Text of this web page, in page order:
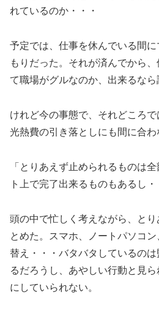
れているのか・・・
予定では、仕事を休んでいる間
もりだった。それが済んでから
て職場がグルなのか、出来るなら
けれど今の事態で、それどころ
光熱費の引き落としにも間に合わ
「とりあえず止められるものは
ト上で完了出来るものもあるし・
頭の中で忙しく考えながら、と
とめた。スマホ、ノートパソコ
替え・・・バタバタしているの
るだろうし、あやしい行動と見
にしていられない。